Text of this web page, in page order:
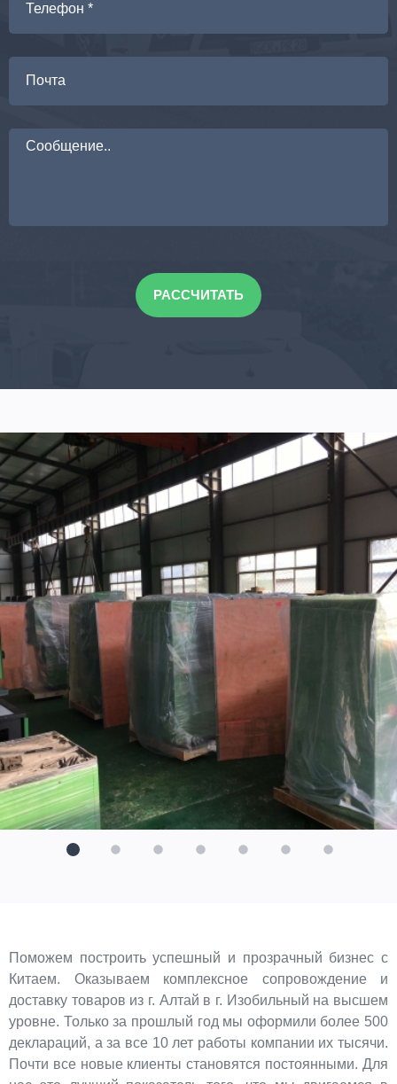
РАССЧИТАТЬ
Поможем построить успешный и прозрачный бизнес с
Китаем. Оказываем комплексное сопровождение и
доставку товаров из г. Алтай в г. Изобильный на высшем
уровне. Только за прошлый год мы оформили более 500
деклараций, а за все 10 лет работы компании их тысячи.
Почти все новые клиенты становятся постоянными. Для